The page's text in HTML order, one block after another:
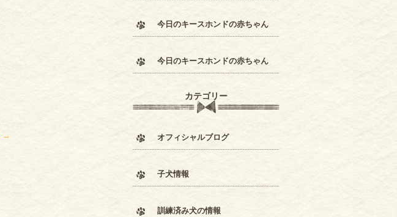
→
今日のキースホンドの赤ちゃん
今日のキースホンドの赤ちゃん
カテゴリー
オフィシャルブログ
子犬情報
訓練済み犬の情報